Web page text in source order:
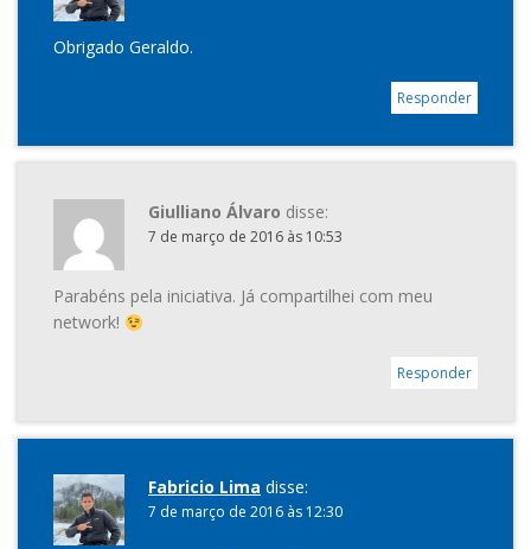
Obrigado Geraldo.
Responder
Giulliano Álvaro disse:
7 de março de 2016 às 10:53
Parabéns pela iniciativa. Já compartilhei com meu
network!
Responder
Fabricio Lima disse:
7 de março de 2016 às 12:30